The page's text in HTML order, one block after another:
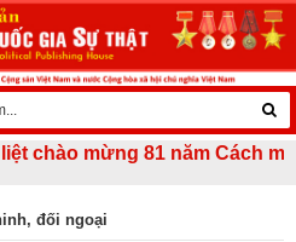
chào mừng 81 năm Cách
đối ngoại